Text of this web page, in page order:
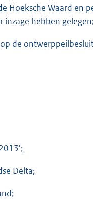
Hoeksche Waard en
hebben
de
Delta;